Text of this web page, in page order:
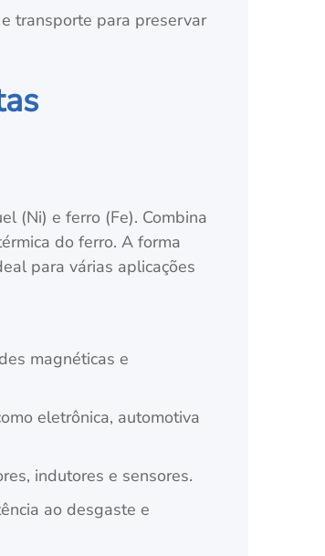
transporte para preservar
(Ni) e ferro (Fe). Combina
do ferro. A forma
para várias aplicações
magnéticas e
eletrônica, automotiva
indutores e sensores.
ao desgaste e